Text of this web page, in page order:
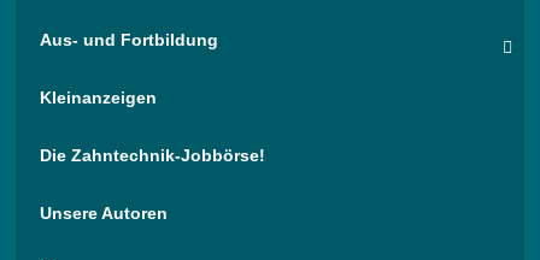
Aus- und Fortbildung
Kleinanzeigen
Die Zahntechnik-Jobbörse!
Unsere Autoren